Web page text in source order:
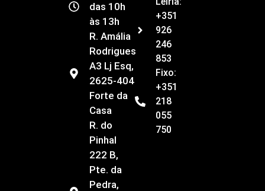
das 10h
às 13h
R. Amália
Rodrigues
A3 Lj Esq,
2625-404
Forte da
Casa
R. do
Pinhal
222 B,
Pte. da
Pedra,
+351
926
246
853
Fixo:
+351
218
055
750